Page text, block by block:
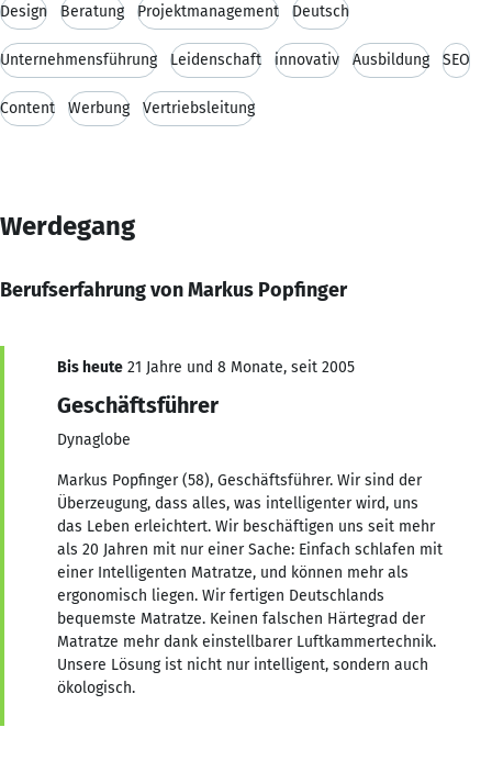
Design Beratung Projektmanagement Deutsch
Unternehmensführung Leidenschaft innovativ Ausbildung SEO
Content Werbung Vertriebsleitung
Werdegang
Berufserfahrung von Markus Popfinger
Bis heute 21 Jahre und 8 Monate, seit 2005
Geschäftsführer
Dynaglobe
Markus Popfinger (58), Geschäftsführer. Wir sind der
Überzeugung, dass alles, was intelligenter wird, uns
das Leben erleichtert. Wir beschäftigen uns seit mehr
als 20 Jahren mit nur einer Sache: Einfach schlafen mit
einer Intelligenten Matratze, und können mehr als
ergonomisch liegen. Wir fertigen Deutschlands
bequemste Matratze. Keinen falschen Härtegrad der
Matratze mehr dank einstellbarer Luftkammertechnik.
Unsere Lösung ist nicht nur intelligent, sondern auch
ökologisch.